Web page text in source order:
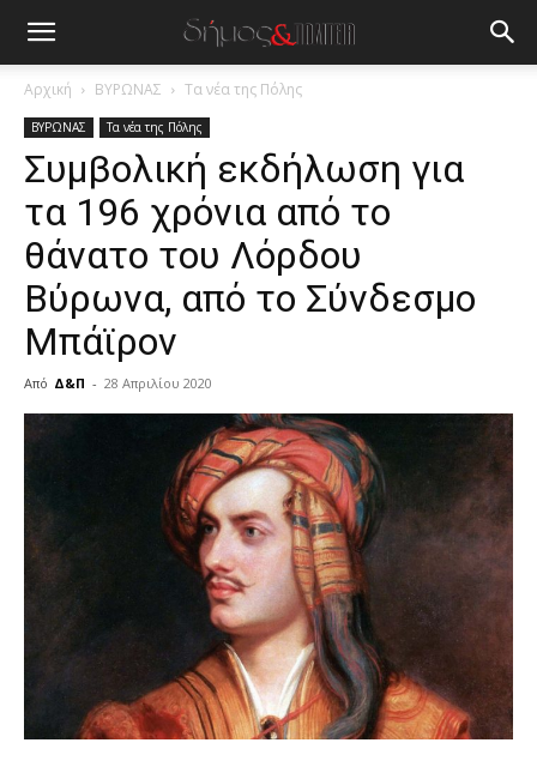
Αρχική ΒΥΡΩΝΑΣ Τα νέα της Πόλης
ΒΥΡΩΝΑΣ Τα νέα της Πόλης
Συμβολική εκδήλωση για
τα 196 χρόνια από το
θάνατο του Λόρδου
Βύρωνα, από το Σύνδεσμο
Μπάϊρον
Από Δ&Π - 28 Απριλίου 2020
blonde
hot
show.
teaches
meaning